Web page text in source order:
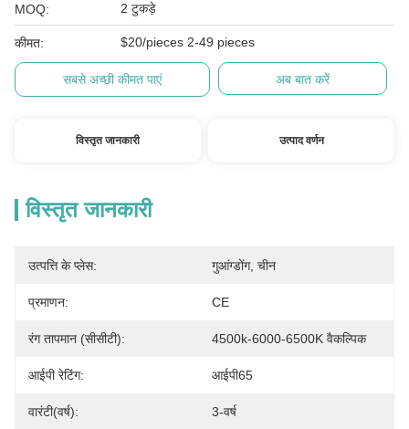
MOQ: 2 टुकड़े
कीमत: $20/pieces 2-49 pieces
सबसे अच्छी कीमत पाएं अब बात करें
विस्तृत जानकारी उत्पाद वर्णन
विस्तृत जानकारी
उत्पत्ति के प्लेस: गुआंग्डोंग, चीन
प्रमाणन: CE
रंग तापमान (सीसीटी): 4500k-6000-6500K वैकल्पिक
आईपी ​​रेटिंग: आईपी65
वारंटी(वर्ष): 3-वर्ष